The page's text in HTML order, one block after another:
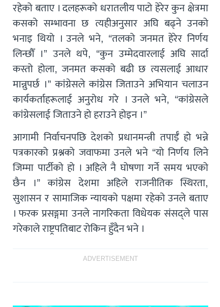
रहेको बताए । दलहरूको धरातलीय पाटो हेरेर कुन क्षेत्रमा
कसको सम्भावना छ त्यहीअनुसार अघि बढ्ने उनको
भनाइ थियो । उनले भने, “तलको जनमत हेरेर निर्णय
लिन्छौँ ।” उनले थपे, “कुन उम्मेदवारलाई अघि सार्दा
कस्तो होला, जनमत कसको बढी छ त्यसलाई आधार
मान्नुपर्छ ।” कांग्रेसले कांग्रेस जिताउने अभियान चलाउन
कार्यकर्ताहरूलाई अनुरोध गरे । उनले भने, “कांग्रेसले
कांग्रेसलाई जिताउने हो हराउने होइन ।”
आगामी निर्वाचनपछि देशको प्रधानमन्त्री तपाईँ हो भन्ने
पत्रकारको प्रश्नको जवाफमा उनले भने “यो निर्णय लिने
जिम्मा पार्टीको हो । अहिले नै घोषणा गर्ने समय भएको
छैन ।” कांग्रेस देशमा अहिले राजनीतिक स्थिरता,
सुशासन र सामाजिक न्यायको पक्षमा रहेको उनले बताए
। फरक प्रसङ्गमा उनले नागरिकता विधेयक संसद्ले पास
गरेकाले राष्ट्रपतिबाट रोकिन हुँदैन भने ।
ADVERTISEMENT